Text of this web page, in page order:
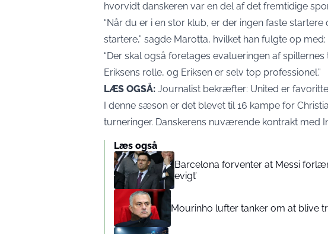
hvorvidt danskeren var en del af det fremtidige
“Når du er i en stor klub, er der ingen faste
startere,” sagde Marotta, hvilket han fulgte op med:
“Der skal også foretages evalueringen af
Eriksens rolle, og Eriksen er selv top professionel.”
LÆS OGSÅ: Journalist bekræfter: United er
I denne sæson er det blevet til 16 kampe for
turneringer. Danskerens nuværende kontrakt med
Læs også
Barcelona forventer at Messi
evigt’
Mourinho lufter tanker om at blive